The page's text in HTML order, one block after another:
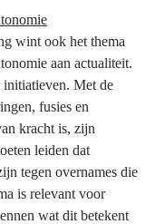
wint ook het thema
aan actualiteit.
initiatieven. Met de
fusies en
kracht is, zijn
leiden dat
tegen overnames die
is relevant voor
wat dit betekent